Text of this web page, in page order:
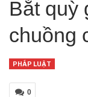
Bắt quỳ
chuồng
PHÁP LUẬT
0